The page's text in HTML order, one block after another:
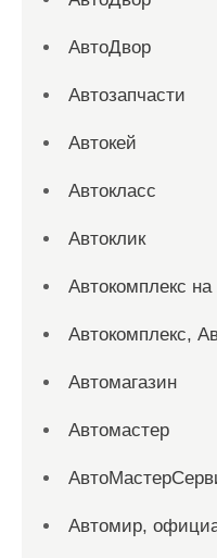
АвтоДвор
Автозапчасти
Автокей
Автокласс
Автоклик
Автокомплекс
Автокомплекс,
Автомагазин
Автомастер
Автомир,